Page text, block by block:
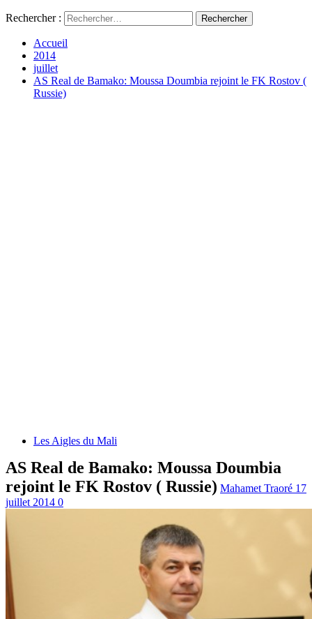
Rechercher :
Accueil
2014
juillet
AS Real de Bamako: Moussa Doumbia rejoint le FK Rostov (
Russie)
Les Aigles du Mali
AS Real de Bamako: Moussa Doumbia
rejoint le FK Rostov ( Russie) Mahamet Traoré 17
juillet 2014 0